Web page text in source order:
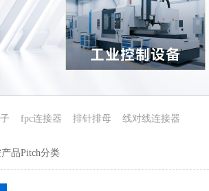
fpc连接器 排针排母 线对线连接器
品Pitch分类